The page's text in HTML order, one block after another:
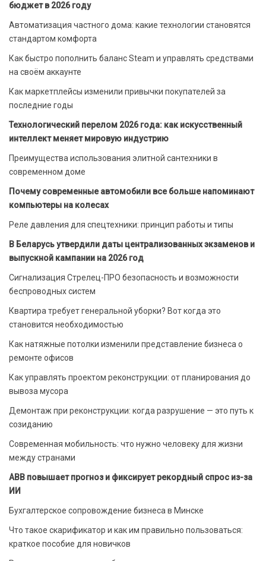
бюджет в 2026 году
Автоматизация частного дома: какие технологии становятся
стандартом комфорта
Как быстро пополнить баланс Steam и управлять средствами
на своём аккаунте
Как маркетплейсы изменили привычки покупателей за
последние годы
Технологический перелом 2026 года: как искусственный
интеллект меняет мировую индустрию
Преимущества использования элитной сантехники в
современном доме
Почему современные автомобили все больше напоминают
компьютеры на колесах
Реле давления для спецтехники: принцип работы и типы
В Беларусь утвердили даты централизованных экзаменов и
выпускной кампании на 2026 год
Сигнализация Стрелец-ПРО безопасность и возможности
беспроводных систем
Квартира требует генеральной уборки? Вот когда это
становится необходимостью
Как натяжные потолки изменили представление бизнеса о
ремонте офисов
Как управлять проектом реконструкции: от планирования до
вывоза мусора
Демонтаж при реконструкции: когда разрушение — это путь к
созиданию
Современная мобильность: что нужно человеку для жизни
между странами
ABB повышает прогноз и фиксирует рекордный спрос из-за
ИИ
Бухгалтерское сопровождение бизнеса в Минске
Что такое скарификатор и как им правильно пользоваться:
краткое пособие для новичков